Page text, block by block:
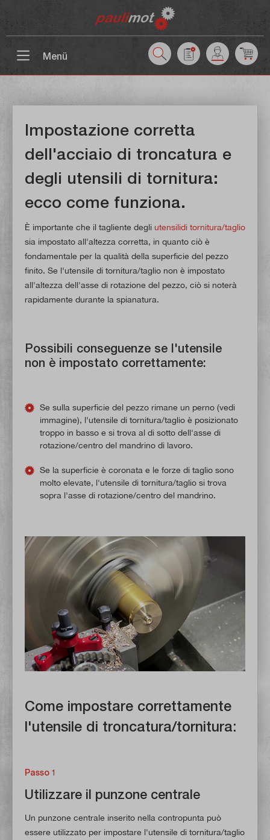
Menü
Impostazione corretta
dell'acciaio di troncatura e
degli utensili di tornitura:
ecco come funziona.
È importante che il tagliente degli utensilidi tornitura/taglio
sia impostato all'altezza corretta, in quanto ciò è
fondamentale per la qualità della superficie del pezzo
finito. Se l'utensile di tornitura/taglio non è impostato
all'altezza dell'asse di rotazione del pezzo, ciò si noterà
rapidamente durante la spianatura.
Possibili conseguenze se l'utensile
non è impostato correttamente:
Se sulla superficie del pezzo rimane un perno (vedi
immagine), l'utensile di tornitura/taglio è posizionato
troppo in basso e si trova al di sotto dell'asse di
rotazione/centro del mandrino di lavoro.
Se la superficie è coronata e le forze di taglio sono
molto elevate, l'utensile di tornitura/taglio si trova
sopra l'asse di rotazione/centro del mandrino.
Come impostare correttamente
l'utensile di troncatura/tornitura:
Passo 1
Utilizzare il punzone centrale
Un punzone centrale inserito nella contropunta può
essere utilizzato per impostare l'utensile di tornitura/taglio